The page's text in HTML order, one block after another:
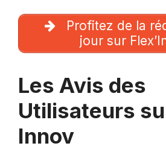
Profitez de la
jour sur
Les Avis des
Utilisateurs
Innov